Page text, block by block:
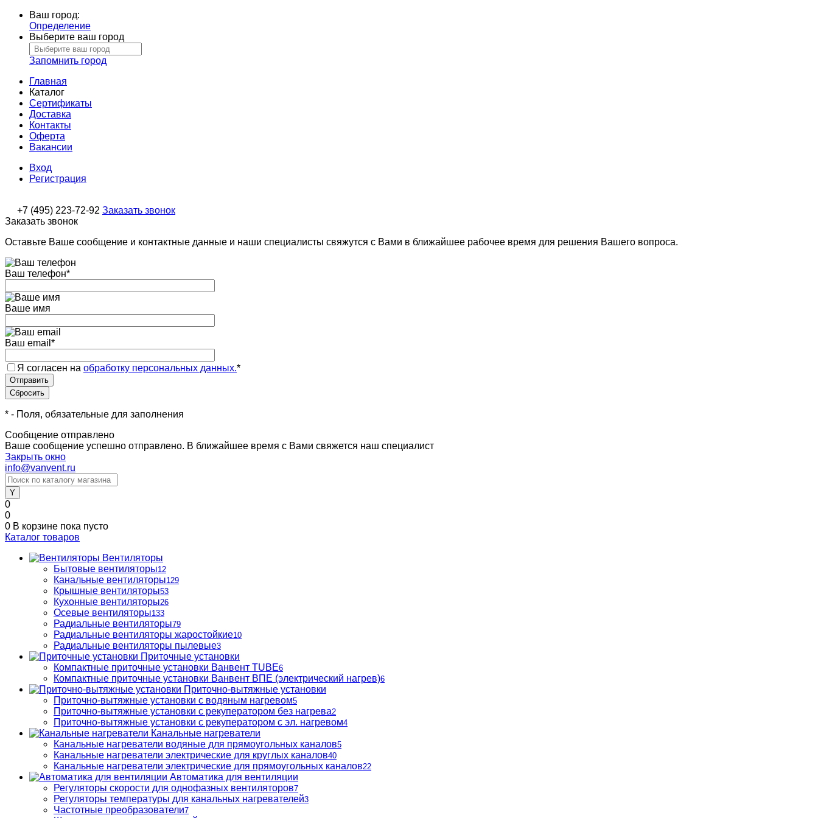
Ваш город:
Определение
Выберите ваш город
Запомнить город
Главная
Каталог
Сертификаты
Доставка
Контакты
Оферта
Вакансии
Вход
Регистрация
+7 (495) 223-72-92 Заказать звонок
Заказать звонок
Оставьте Ваше сообщение и контактные данные и наши специалисты свяжутся с Вами в ближайшее рабочее время для решения Вашего вопроса.
Ваш телефон*
Ваше имя
Ваш email *
Я согласен на обработку персональных данных.*
* - Поля, обязательные для заполнения
Сообщение отправлено
Ваше сообщение успешно отправлено. В ближайшее время с Вами свяжется наш специалист
Закрыть окно
info@vanvent.ru
0
0
0 В корзине пока пусто
Каталог товаров
Вентиляторы
Бытовые вентиляторы12
Канальные вентиляторы129
Крышные вентиляторы53
Кухонные вентиляторы26
Осевые вентиляторы133
Радиальные вентиляторы79
Радиальные вентиляторы жаростойкие10
Радиальные вентиляторы пылевые3
Приточные установки
Компактные приточные установки Ванвент TUBE6
Компактные приточные установки Ванвент ВПЕ (электрический нагрев)6
Приточно-вытяжные установки
Приточно-вытяжные установки с водяным нагревом5
Приточно-вытяжные установки с рекуператором без нагрева2
Приточно-вытяжные установки с рекуператором с эл. нагревом4
Канальные нагреватели
Канальные нагреватели водяные для прямоугольных каналов5
Канальные нагреватели электрические для круглых каналов40
Канальные нагреватели электрические для прямоугольных каналов22
Автоматика для вентиляции
Регуляторы скорости для однофазных вентиляторов7
Регуляторы температуры для канальных нагревателей3
Частотные преобразователи7